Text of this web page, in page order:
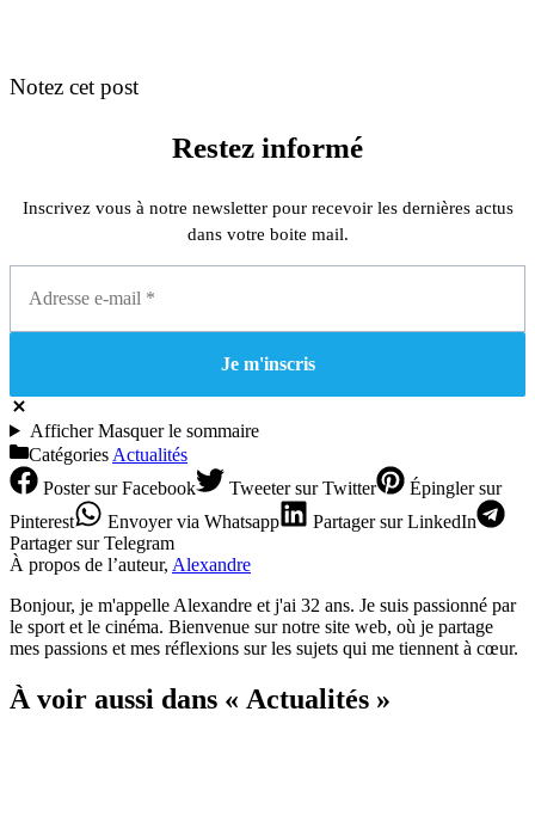
Notez cet post
Restez informé
Inscrivez vous à notre newsletter pour recevoir les dernières actus
dans votre boite mail.
AfficherMasquerle sommaire
Catégories Actualités
Postersur Facebook Tweetersur Twitter Épinglersur
Pinterest
Envoyervia Whatsapp Partagersur LinkedIn
Partagersur Telegram
À propos de l’auteur, Alexandre
Bonjour, je m'appelle Alexandre et j'ai 32 ans. Je suis passionné par
le sport et le cinéma. Bienvenue sur notre site web, où je partage
mes passions et mes réflexions sur les sujets qui me tiennent à cœur.
À voir aussi dans « Actualités »